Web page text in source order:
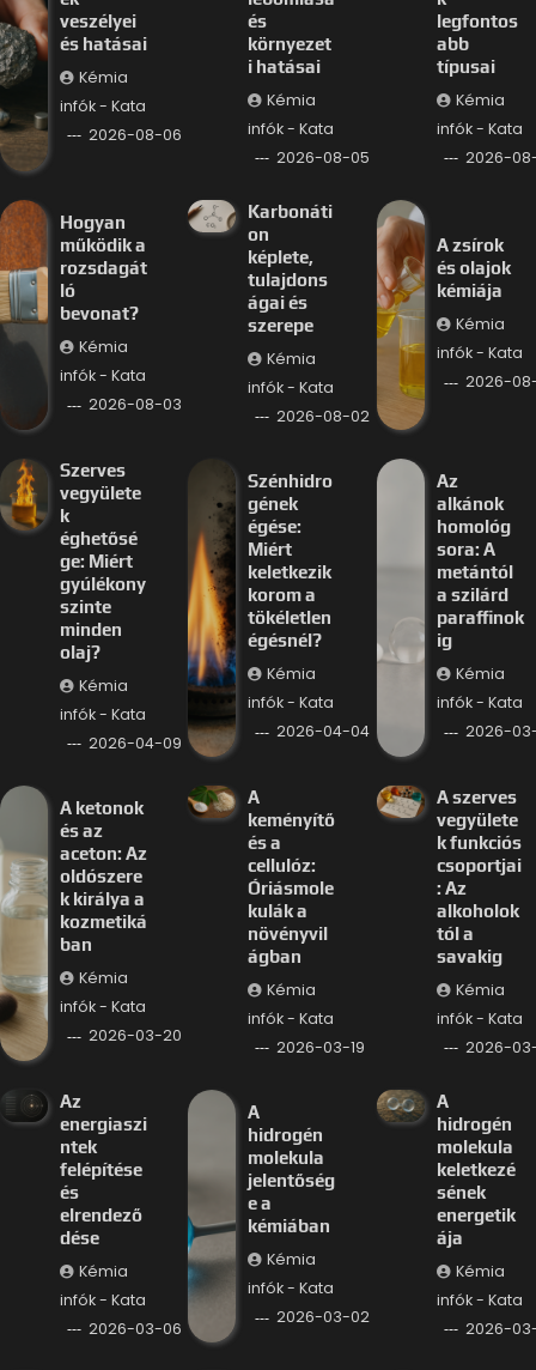
veszélyei
és hatásai
Kémia
infók - Kata
2026-08-06
és
környezet
i hatásai
Kémia
infók - Kata
2026-08-05
legfontos
abb
típusai
Kémia
infók - Kata
2026-
Hogyan
működik a
rozsdagát
ló
bevonat?
Kémia
infók - Kata
2026-08-03
Karbonáti
on
képlete,
tulajdons
ágai és
szerepe
Kémia
infók - Kata
2026-08-02
A zsírok
és olajok
kémiája
Kémia
infók - Kata
2026-
Szerves
vegyülete
k
éghetősé
ge: Miért
gyúlékony
szinte
minden
olaj?
Kémia
infók - Kata
2026-04-09
Szénhidro
gének
égése:
Miért
keletkezik
korom a
tökéletlen
égésnél?
Kémia
infók - Kata
2026-04-04
Az
alkánok
homológ
sora: A
metántól
a szilárd
paraffinok
ig
Kémia
infók - Kata
2026-
A ketonok
és az
aceton: Az
oldószere
k királya a
kozmetiká
ban
Kémia
infók - Kata
2026-03-20
A
keményítő
és a
cellulóz:
Óriásmole
kulák a
növényvil
ágban
Kémia
infók - Kata
2026-03-19
A szerves
vegyülete
k funkciós
csoportjai
: Az
alkoholok
tól a
savakig
Kémia
infók - Kata
2026-
Az
energiaszi
ntek
felépítése
és
elrendező
dése
Kémia
infók - Kata
2026-03-06
A
hidrogén
molekula
jelentőség
e a
kémiában
Kémia
infók - Kata
2026-03-02
A
hidrogén
molekula
keletkezé
sének
energetik
ája
Kémia
infók - Kata
2026-